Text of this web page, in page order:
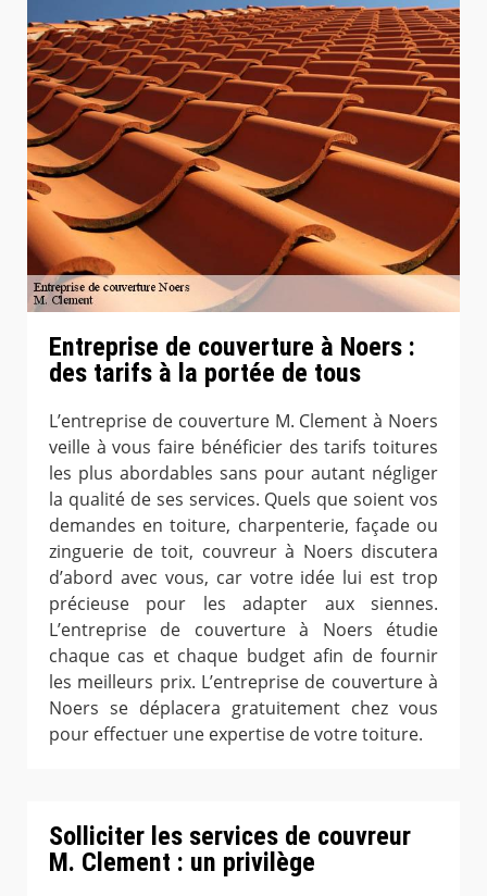
Entreprise de couverture à Noers :
des tarifs à la portée de tous
L’entreprise de couverture M. Clement à Noers
veille à vous faire bénéficier des tarifs toitures
les plus abordables sans pour autant négliger
la qualité de ses services. Quels que soient vos
demandes en toiture, charpenterie, façade ou
zinguerie de toit, couvreur à Noers discutera
d’abord avec vous, car votre idée lui est trop
précieuse pour les adapter aux siennes.
L’entreprise de couverture à Noers étudie
chaque cas et chaque budget afin de fournir
les meilleurs prix. L’entreprise de couverture à
Noers se déplacera gratuitement chez vous
pour effectuer une expertise de votre toiture.
Solliciter les services de couvreur
M. Clement : un privilège